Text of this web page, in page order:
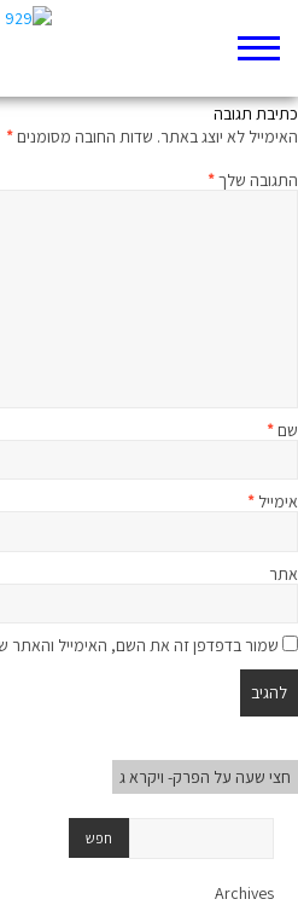
כתיבת תגובה
האימייל לא יוצג באתר. שדות החובה מסומנים*
התגובה שלך*
שם*
אימייל *
אתר
שמור בדפדפן זה את השם, האימייל והאתר
חצי שעה על הפרק- ויקרא ג
Archives